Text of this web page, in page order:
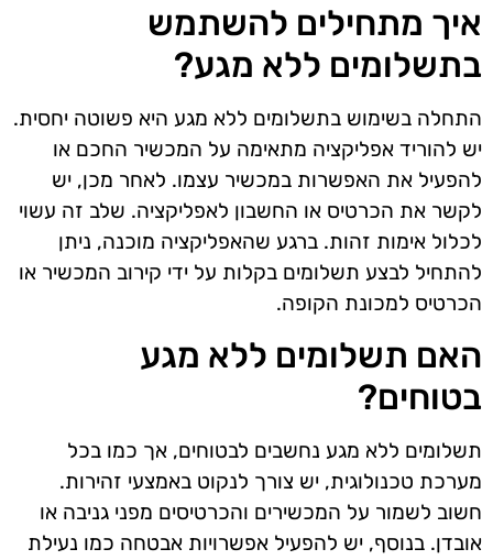
איך מתחילים להשתמש
בתשלומים ללא מגע?
התחלה בשימוש בתשלומים ללא מגע היא פשוטה יחסית.
יש להוריד אפליקציה מתאימה על המכשיר החכם או
להפעיל את האפשרות במכשיר עצמו. לאחר מכן, יש
לקשר את הכרטיס או החשבון לאפליקציה. שלב זה עשוי
לכלול אימות זהות. ברגע שהאפליקציה מוכנה, ניתן
להתחיל לבצע תשלומים בקלות על ידי קירוב המכשיר או
הכרטיס למכונת הקופה.
האם תשלומים ללא מגע
בטוחים?
תשלומים ללא מגע נחשבים לבטוחים, אך כמו בכל
מערכת טכנולוגית, יש צורך לנקוט באמצעי זהירות.
חשוב לשמור על המכשירים והכרטיסים מפני גניבה או
אובדן. בנוסף, יש להפעיל אפשרויות אבטחה כמו נעילת